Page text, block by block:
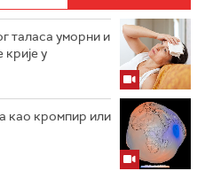
таласа уморни и
у
као кромпир или